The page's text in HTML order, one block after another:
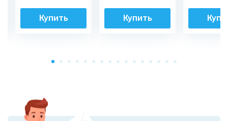
Купить Купить